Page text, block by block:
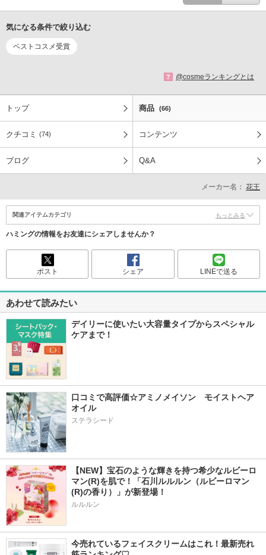
気になる条件で絞り込む
ベストコスメ受賞
? @cosmeランキングとは
トップ 商品 (66)
クチコミ (74) コンテンツ
ブログ Q&A
メーカー名： 花王
関連アイテムカテゴリ もっとみる
ハミングの情報をお友達にシェアしませんか？
ポスト シェア LINEで送る
あわせて読みたい
デイリーに使いたい大容量タイプからスペシャル
ケアまで！
口コミで高評価☆アミノメイソン　モイストヘア
オイル
ステラシード
【NEW】宝石のような輝きを持つ希少なルビーロ
マン(R)を肌で！「石川ルルルン（ルビーロマン
(R)の香り）」が新登場！
ルルルン
今売れているフェイスクリームはこれ！最新売れ